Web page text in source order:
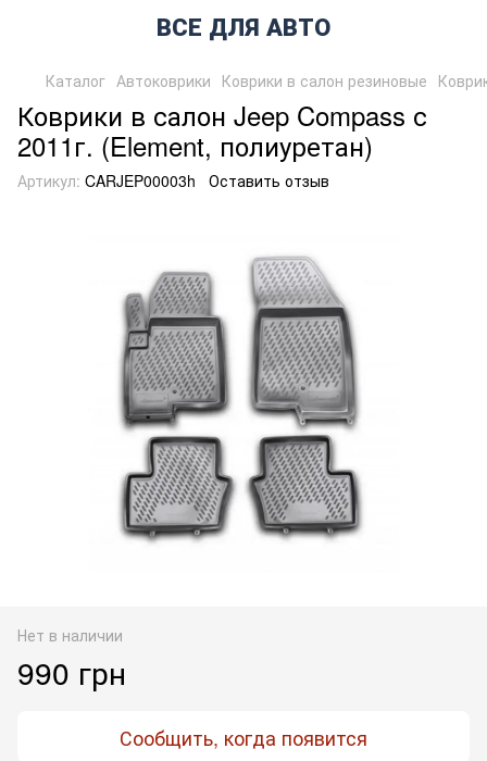
ВСЕ ДЛЯ АВТО
Каталог Автоковрики Коврики в салон резиновые
Коврики в салон Jeep Compass с
2011г. (Element, полиуретан)
Артикул: CARJEP00003h Оставить отзыв
Нет в наличии
990 грн
Сообщить, когда появится